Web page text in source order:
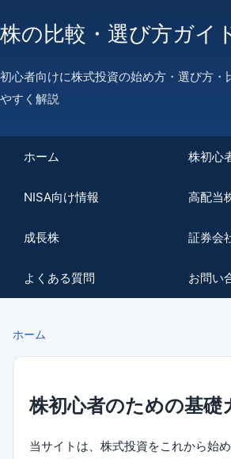
株の比較・選び方ガイ
初心者向けに株式投資の始め方・選び方・
やすく解説
ホーム 株初心
NISA向け情報 高配当
成長株 証券会
よくある質問 お問い
ホーム
株初心者のための基礎
当サイトは、株式投資をこれから始